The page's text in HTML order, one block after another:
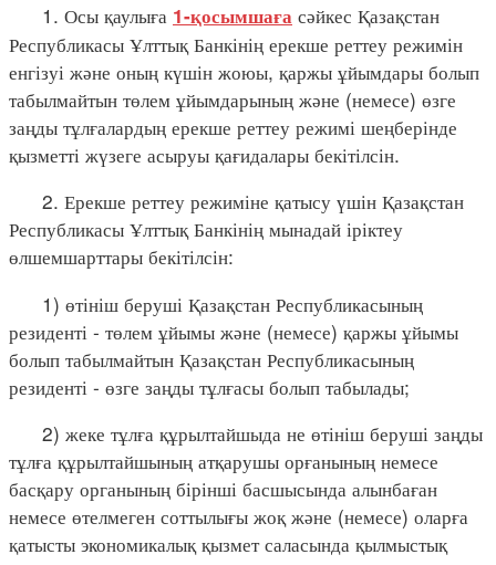
1. Осы қаулыға 1-қосымшаға сәйкес Қазақстан
Республикасы Ұлттық Банкінің ерекше реттеу режимін
енгізуі және оның күшін жоюы, қаржы ұйымдары болып
табылмайтын төлем ұйымдарының және (немесе) өзге
заңды тұлғалардың ерекше реттеу режимі шеңберінде
қызметті жүзеге асыруы қағидалары бекітілсін.
2. Ерекше реттеу режиміне қатысу үшін Қазақстан
Республикасы Ұлттық Банкінің мынадай іріктеу
өлшемшарттары бекітілсін:
1) өтініш беруші Қазақстан Республикасының
резиденті - төлем ұйымы және (немесе) қаржы ұйымы
болып табылмайтын Қазақстан Республикасының
резиденті - өзге заңды тұлғасы болып табылады;
2) жеке тұлға құрылтайшыда не өтініш беруші заңды
тұлға құрылтайшының атқарушы орғанының немесе
басқару органының бірінші басшысында алынбаған
немесе өтелмеген соттылығы жоқ және (немесе) оларға
қатысты экономикалық қызмет саласында қылмыстық